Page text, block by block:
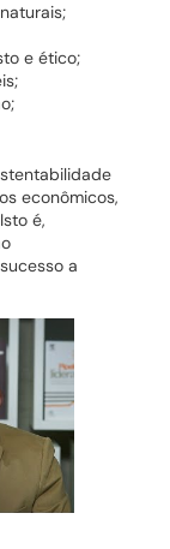
e ético;
econômicos,
é,
a